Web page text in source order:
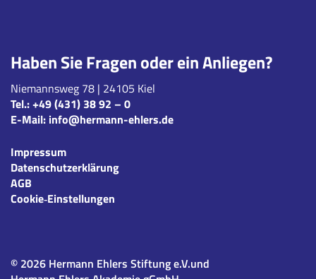
Haben Sie Fragen oder ein Anliegen?
Niemannsweg 78 | 24105 Kiel
Tel.:+49 (431) 38 92 – 0
E-Mail: info@hermann-ehlers.de
Impressum
Datenschutzerklärung
AGB
Cookie‑Einstellungen
© 2026 Hermann Ehlers Stiftung e.V.und